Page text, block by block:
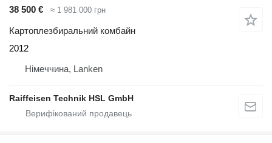
38 500 €
≈ 1 981 000 грн
Картоплезбиральний комбайн
2012
Німеччина, Lanken
Raiffeisen Technik HSL GmbH